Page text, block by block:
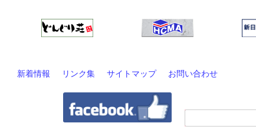
新着情報 リンク集 サイトマップ お問い合わせ